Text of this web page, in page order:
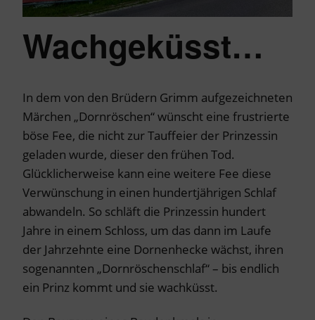
Wachgeküsst…
In dem von den Brüdern Grimm aufgezeichneten
Märchen „Dornröschen“ wünscht eine frustrierte
böse Fee, die nicht zur Tauffeier der Prinzessin
geladen wurde, dieser den frühen Tod.
Glücklicherweise kann eine weitere Fee diese
Verwünschung in einen hundertjährigen Schlaf
abwandeln. So schläft die Prinzessin hundert
Jahre in einem Schloss, um das dann im Laufe
der Jahrzehnte eine Dornenhecke wächst, ihren
sogenannten „Dornröschenschlaf“ – bis endlich
ein Prinz kommt und sie wachküsst.